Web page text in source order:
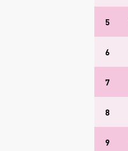
5
6
7
8
9